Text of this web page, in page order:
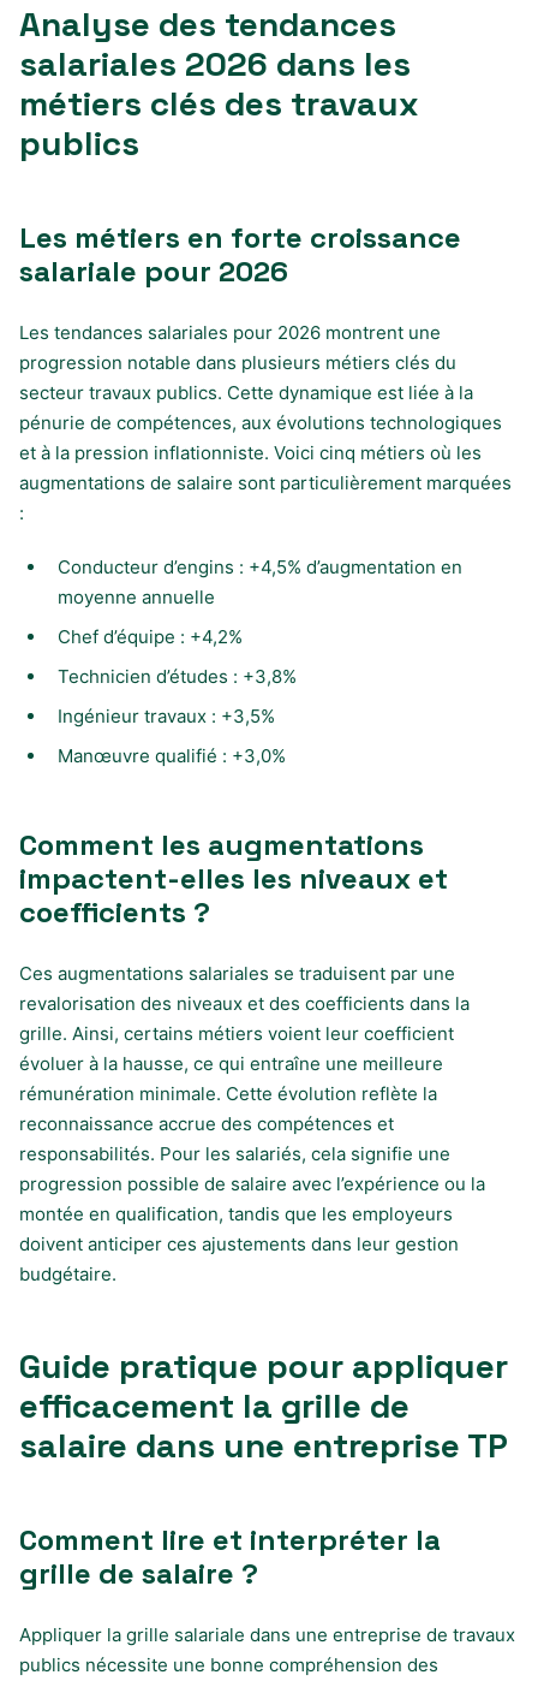
Analyse des tendances
salariales 2026 dans les
métiers clés des travaux
publics
Les métiers en forte croissance
salariale pour 2026
Les tendances salariales pour 2026 montrent une
progression notable dans plusieurs métiers clés du
secteur travaux publics. Cette dynamique est liée à la
pénurie de compétences, aux évolutions technologiques
et à la pression inflationniste. Voici cinq métiers où les
augmentations de salaire sont particulièrement marquées
:
Conducteur d’engins : +4,5% d’augmentation en
moyenne annuelle
Chef d’équipe : +4,2%
Technicien d’études : +3,8%
Ingénieur travaux : +3,5%
Manœuvre qualifié : +3,0%
Comment les augmentations
impactent-elles les niveaux et
coefficients ?
Ces augmentations salariales se traduisent par une
revalorisation des niveaux et des coefficients dans la
grille. Ainsi, certains métiers voient leur coefficient
évoluer à la hausse, ce qui entraîne une meilleure
rémunération minimale. Cette évolution reflète la
reconnaissance accrue des compétences et
responsabilités. Pour les salariés, cela signifie une
progression possible de salaire avec l’expérience ou la
montée en qualification, tandis que les employeurs
doivent anticiper ces ajustements dans leur gestion
budgétaire.
Guide pratique pour appliquer
efficacement la grille de
salaire dans une entreprise TP
Comment lire et interpréter la
grille de salaire ?
Appliquer la grille salariale dans une entreprise de travaux
publics nécessite une bonne compréhension des